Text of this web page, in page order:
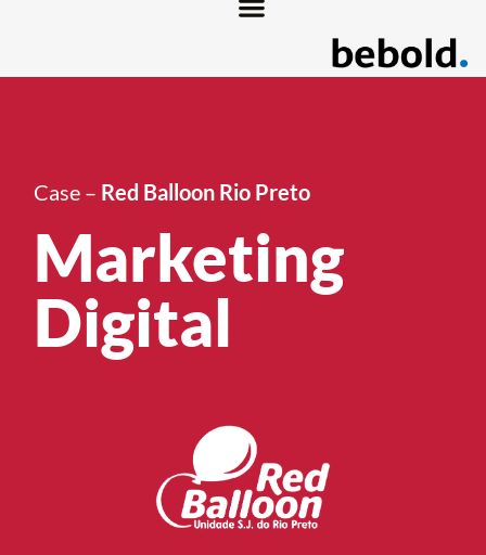
Case – Red Balloon Rio Preto
Marketing
Digital